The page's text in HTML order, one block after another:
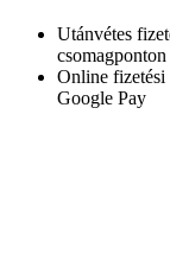
Utánvétes
csomagponton
Online fizetési
Google Pay